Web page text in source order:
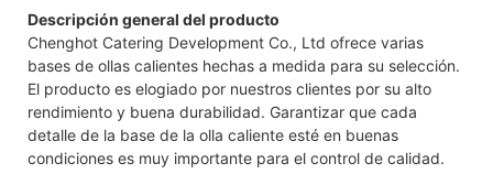
Descripción general del producto
Chenghot Catering Development Co., Ltd ofrece varias
bases de ollas calientes hechas a medida para su selección.
El producto es elogiado por nuestros clientes por su alto
rendimiento y buena durabilidad. Garantizar que cada
detalle de la base de la olla caliente esté en buenas
condiciones es muy importante para el control de calidad.